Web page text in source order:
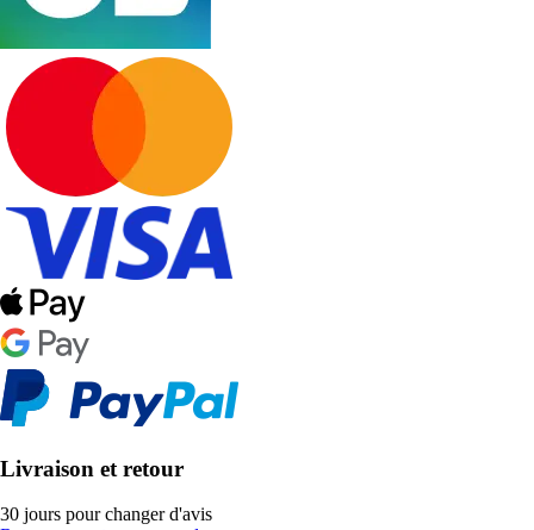
Livraison et retour
30 jours pour changer d'avis